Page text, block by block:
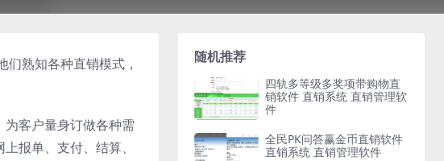
熟知各种直销模式，
客户量身订做各种需
报单、支付、结算、
随机推荐
四轨多等级多奖项带购物直
销软件 直销系统 直销管理软
件
全民PK问答赢金币直销软件
直销系统 直销管理软件